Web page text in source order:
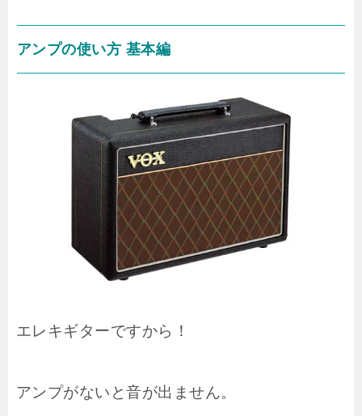
アンプの使い方 基本編
エレキギターですから！
アンプがないと音が出ません。